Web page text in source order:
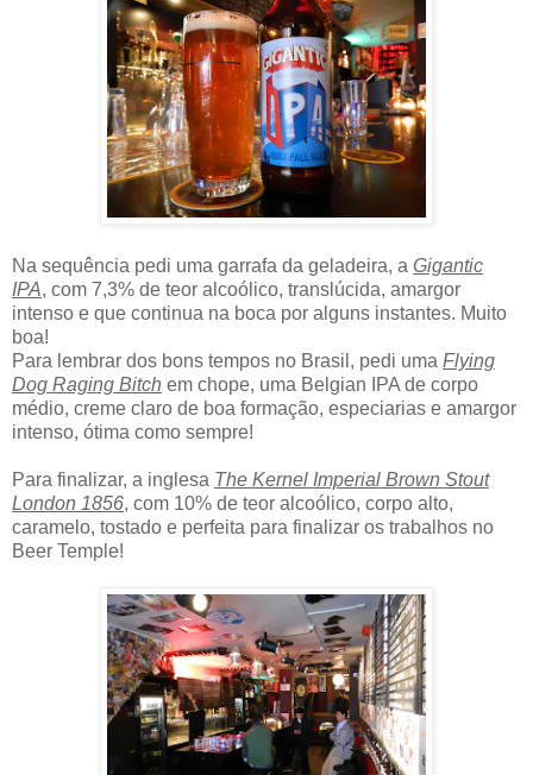
Na sequência pedi uma garrafa da geladeira, a Gigantic
IPA, com 7,3% de teor alcoólico, translúcida, amargor
intenso e que continua na boca por alguns instantes. Muito
boa!
Para lembrar dos bons tempos no Brasil, pedi uma Flying
Dog Raging Bitch em chope, uma Belgian IPA de corpo
médio, creme claro de boa formação, especiarias e amargor
intenso, ótima como sempre!
Para finalizar, a inglesa The Kernel Imperial Brown Stout
London 1856, com 10% de teor alcoólico, corpo alto,
caramelo, tostado e perfeita para finalizar os trabalhos no
Beer Temple!